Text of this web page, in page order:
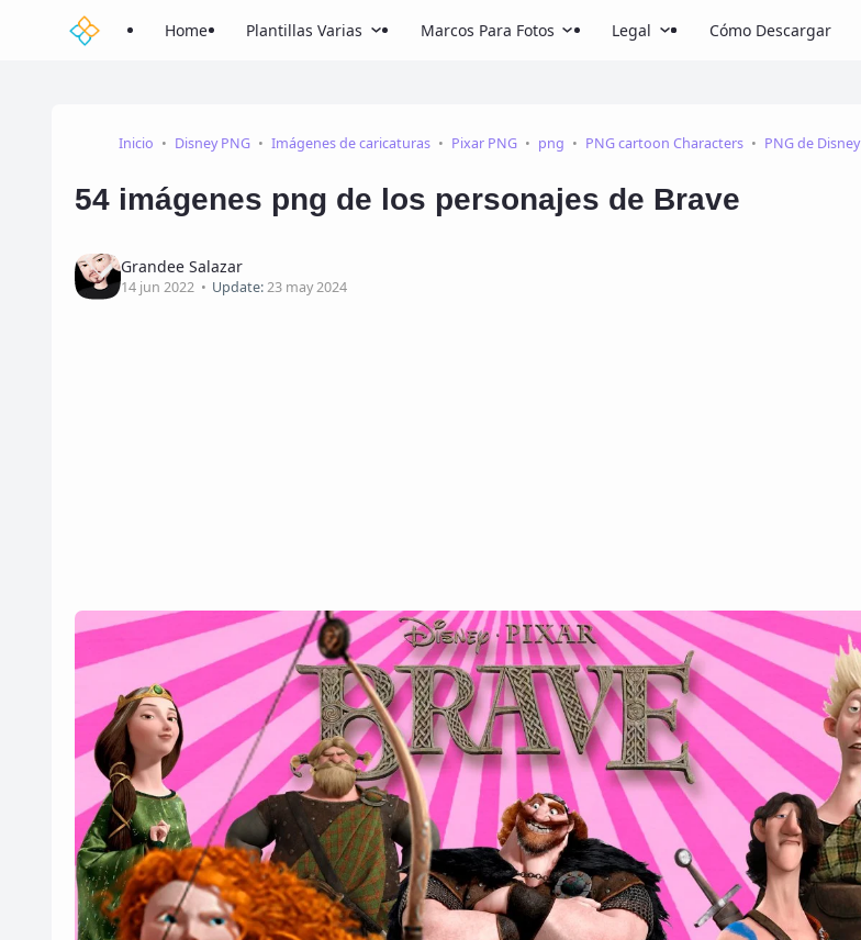
Home Plantillas Varias Marcos Para Fotos Legal Cómo Descargar
Inicio Disney PNG Imágenes de caricaturas Pixar PNG png PNG cartoon Characters PNG de Disney
54 imágenes png de los personajes de Brave
Grandee Salazar
14 jun 2022 Update:23 may 2024